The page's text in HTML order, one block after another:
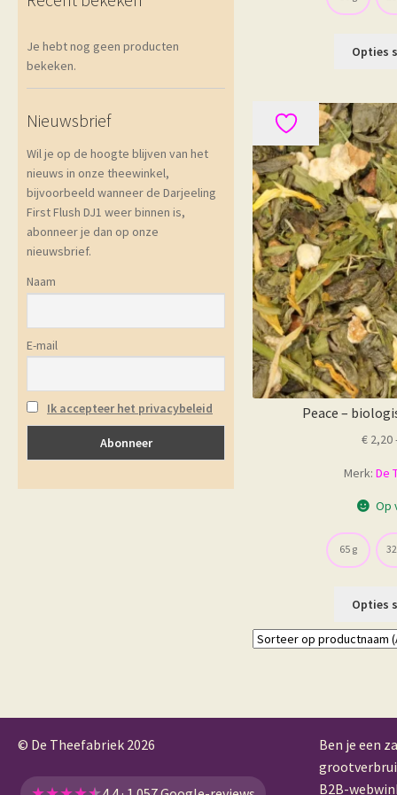
Opties
Peace –
€ 2,20
Merk: De
Op
65 g
Opties
Je hebt nog geen producten
bekeken.
Nieuwsbrief
Wil je op de hoogte blijven van het
nieuws in onze theewinkel,
bijvoorbeeld wanneer de Darjeeling
First Flush DJ1 weer binnen is,
abonneer je dan op onze
nieuwsbrief.
Naam
E-mail
Ik accepteer het privacybeleid
© De Theefabriek 2026
Ben je een
B2B-